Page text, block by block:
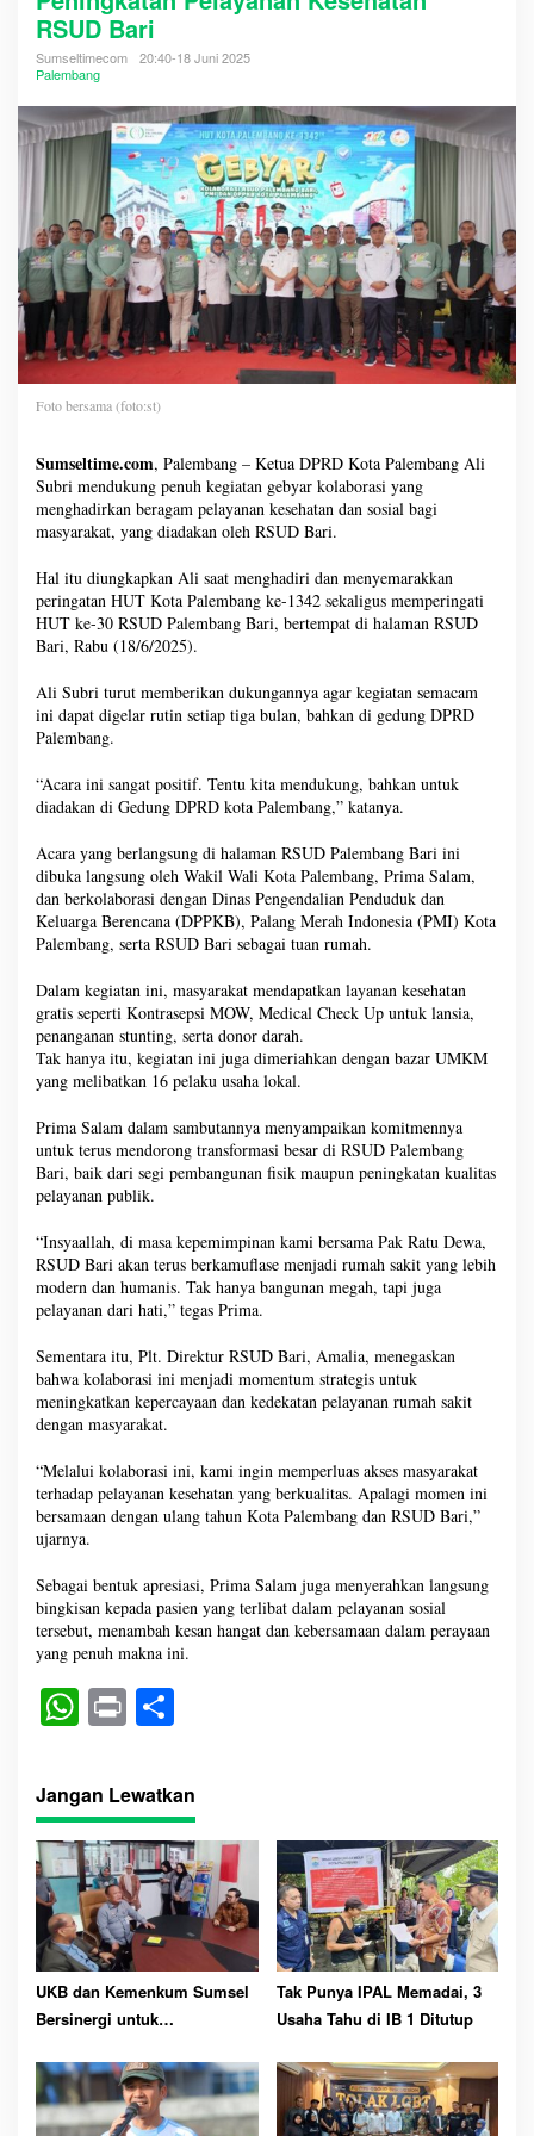
RSUD Bari
Sumseltimecom
20:40-18 Juni 2025
Palembang
Foto bersama (foto:st)
Sumseltime.com, Palembang – Ketua DPRD Kota Palembang Ali
Subri mendukung penuh kegiatan gebyar kolaborasi yang
menghadirkan beragam pelayanan kesehatan dan sosial bagi
masyarakat, yang diadakan oleh RSUD Bari.
Hal itu diungkapkan Ali saat menghadiri dan menyemarakkan
peringatan HUT Kota Palembang ke-1342 sekaligus memperingati
HUT ke-30 RSUD Palembang Bari, bertempat di halaman RSUD
Bari, Rabu (18/6/2025).
Ali Subri turut memberikan dukungannya agar kegiatan semacam
ini dapat digelar rutin setiap tiga bulan, bahkan di gedung DPRD
Palembang.
“Acara ini sangat positif. Tentu kita mendukung, bahkan untuk
diadakan di Gedung DPRD kota Palembang,” katanya.
Acara yang berlangsung di halaman RSUD Palembang Bari ini
dibuka langsung oleh Wakil Wali Kota Palembang, Prima Salam,
dan berkolaborasi dengan Dinas Pengendalian Penduduk dan
Keluarga Berencana (DPPKB), Palang Merah Indonesia (PMI) Kota
Palembang, serta RSUD Bari sebagai tuan rumah.
Dalam kegiatan ini, masyarakat mendapatkan layanan kesehatan
gratis seperti Kontrasepsi MOW, Medical Check Up untuk lansia,
penanganan stunting, serta donor darah.
Tak hanya itu, kegiatan ini juga dimeriahkan dengan bazar UMKM
yang melibatkan 16 pelaku usaha lokal.
Prima Salam dalam sambutannya menyampaikan komitmennya
untuk terus mendorong transformasi besar di RSUD Palembang
Bari, baik dari segi pembangunan fisik maupun peningkatan kualitas
pelayanan publik.
“Insyaallah, di masa kepemimpinan kami bersama Pak Ratu Dewa,
RSUD Bari akan terus berkamuflase menjadi rumah sakit yang lebih
modern dan humanis. Tak hanya bangunan megah, tapi juga
pelayanan dari hati,” tegas Prima.
Sementara itu, Plt. Direktur RSUD Bari, Amalia, menegaskan
bahwa kolaborasi ini menjadi momentum strategis untuk
meningkatkan kepercayaan dan kedekatan pelayanan rumah sakit
dengan masyarakat.
“Melalui kolaborasi ini, kami ingin memperluas akses masyarakat
terhadap pelayanan kesehatan yang berkualitas. Apalagi momen ini
bersamaan dengan ulang tahun Kota Palembang dan RSUD Bari,”
ujarnya.
Sebagai bentuk apresiasi, Prima Salam juga menyerahkan langsung
bingkisan kepada pasien yang terlibat dalam pelayanan sosial
tersebut, menambah kesan hangat dan kebersamaan dalam perayaan
yang penuh makna ini.
W
ha
ts
A
pp
Pr
in
t re
Jangan Lewatkan
UKB dan Kemenkum Sumsel
Bersinergi untuk
Intelektual
Tak Punya IPAL Memadai, 3
Usaha Tahu di IB 1 Ditutup